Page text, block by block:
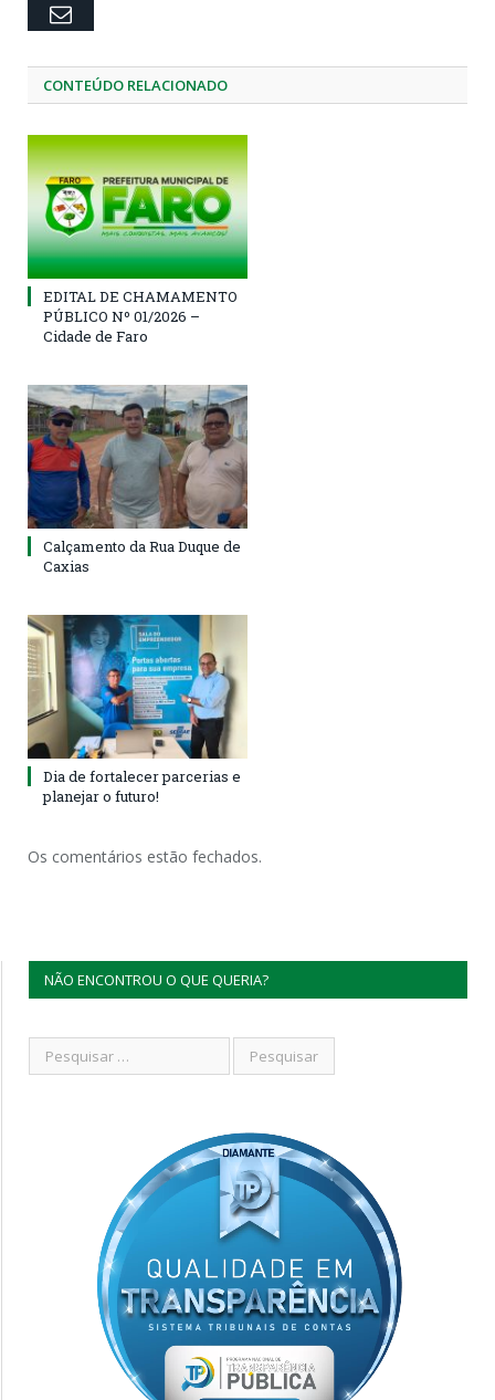
Email
CONTEÚDO RELACIONADO
EDITAL DE CHAMAMENTO
PÚBLICO Nº 01/2026 –
Cidade de Faro
Calçamento da Rua Duque de
Caxias
Dia de fortalecer parcerias e
planejar o futuro!
Os comentários estão fechados.
NÃO ENCONTROU O QUE QUERIA?